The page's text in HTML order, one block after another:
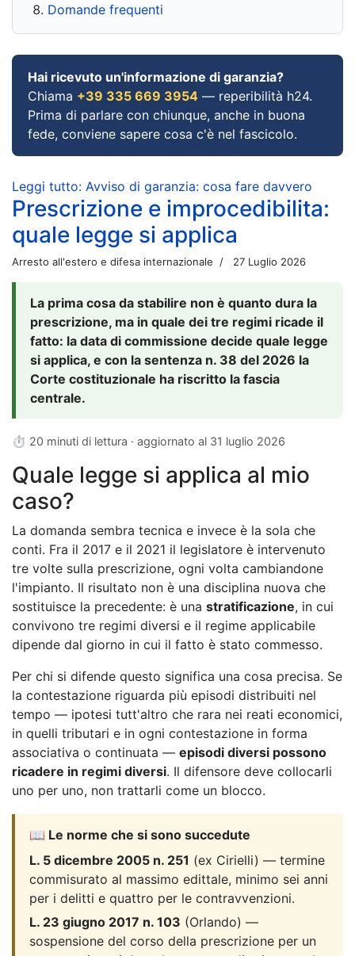
Domande frequenti
Hai ricevuto un'informazione di garanzia?
Chiama +39 335 669 3954 — reperibilità h24.
Prima di parlare con chiunque, anche in buona
fede, conviene sapere cosa c'è nel fascicolo.
Leggi tutto: Avviso di garanzia: cosa fare davvero
Prescrizione e improcedibilita:
quale legge si applica
Arresto all'estero e difesa internazionale 27 Luglio 2026
La prima cosa da stabilire non è quanto dura la
prescrizione, ma in quale dei tre regimi ricade il
fatto: la data di commissione decide quale legge
si applica, e con la sentenza n. 38 del 2026 la
Corte costituzionale ha riscritto la fascia
centrale.
⏱ 20 minuti di lettura · aggiornato al 31 luglio 2026
Quale legge si applica al mio
caso?
La domanda sembra tecnica e invece è la sola che
conti. Fra il 2017 e il 2021 il legislatore è intervenuto
tre volte sulla prescrizione, ogni volta cambiandone
l'impianto. Il risultato non è una disciplina nuova che
sostituisce la precedente: è una stratificazione, in cui
convivono tre regimi diversi e il regime applicabile
dipende dal giorno in cui il fatto è stato commesso.
Per chi si difende questo significa una cosa precisa. Se
la contestazione riguarda più episodi distribuiti nel
tempo — ipotesi tutt'altro che rara nei reati economici,
in quelli tributari e in ogni contestazione in forma
associativa o continuata — episodi diversi possono
ricadere in regimi diversi. Il difensore deve collocarli
uno per uno, non trattarli come un blocco.
📖 Le norme che si sono succedute
L. 5 dicembre 2005 n. 251 (ex Cirielli) — termine
commisurato al massimo edittale, minimo sei anni
per i delitti e quattro per le contravvenzioni.
L. 23 giugno 2017 n. 103 (Orlando) —
sospensione del corso della prescrizione per un